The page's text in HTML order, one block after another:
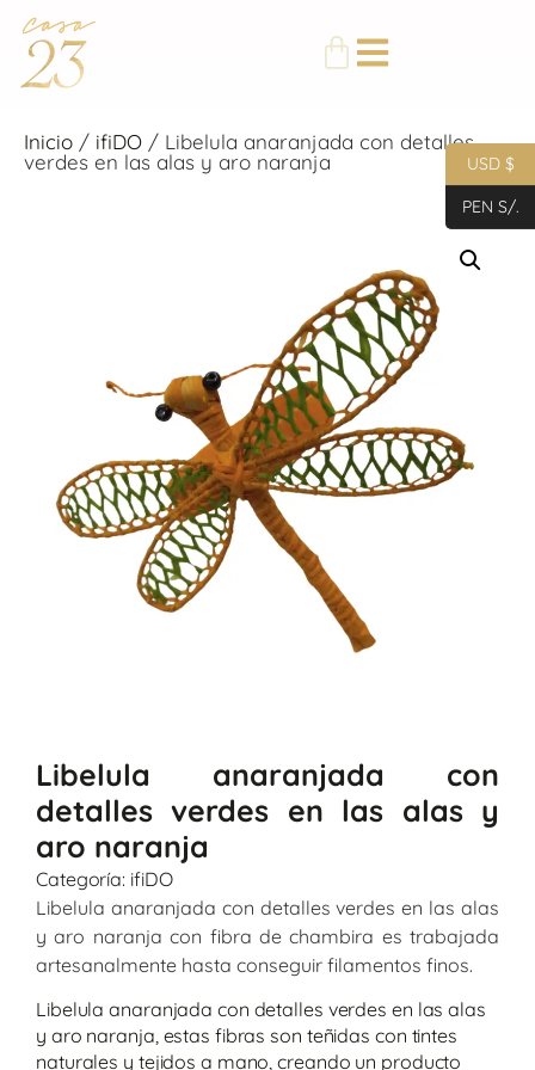
Inicio / ifiDO / Libelula anaranjada con detalles
verdes en las alas y aro naranja
Categoría: ifiDO
Libelula anaranjada con
detalles verdes en las alas y
aro naranja
Libelula anaranjada con detalles verdes en las alas
y aro naranja con fibra de chambira es trabajada
artesanalmente hasta conseguir filamentos finos.
Libelula anaranjada con detalles verdes en las alas
y aro naranja, estas fibras son teñidas con tintes
naturales y tejidos a mano, creando un producto
USD $
PEN S/.